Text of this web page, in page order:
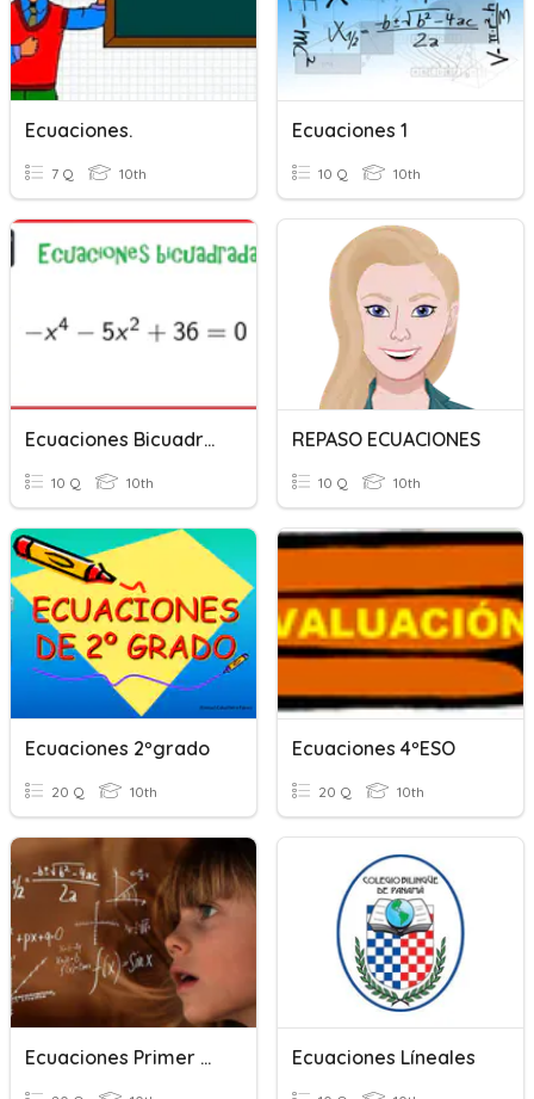
Ecuaciones.
7 Q 10th
Ecuaciones 1
10 Q 10th
Ecuaciones Bicuadradas
10 Q 10th
REPASO ECUACIONES
10 Q 10th
Ecuaciones 2ºgrado
20 Q 10th
Ecuaciones 4ºESO
20 Q 10th
Ecuaciones Primer Grado Ecuaciones Líneales